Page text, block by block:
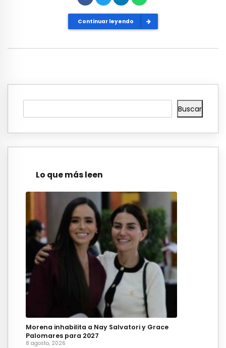
Continuar leyendo
Buscar
Lo que más leen
Morena inhabilita a Nay Salvatori y Grace
Palomares para 2027
8 agosto, 2026